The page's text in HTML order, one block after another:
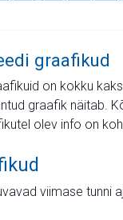
graafikud
on kokku
graafik näitab.
olev info on
viimase tunni